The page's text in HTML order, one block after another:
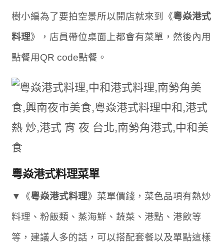
樹小編為了要拍空景所以開店就來到《粵焱港式
料理》，店員帶位桌面上都會有菜單，然後內用
點餐用QR code點餐。
粵焱港式料理菜單
▼《粵焱港式料理》菜單價錢，菜色品項有熱炒
料理、粉飯類、蒸海鮮、蔬菜、港點、港飲等
等，建議人多的話，可以搭配套餐以及單點這樣